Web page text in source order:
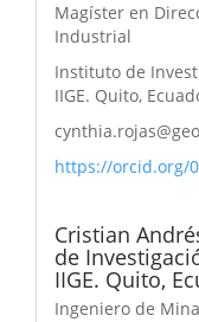
Magíster en
Industrial
Instituto de
IIGE. Quito,
https://orcid.org/
Cristian
de
IIGE. Quito,
Ingeniero de